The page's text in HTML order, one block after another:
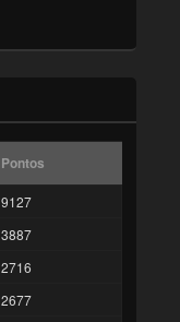
Pontos
9127
3887
2716
2677